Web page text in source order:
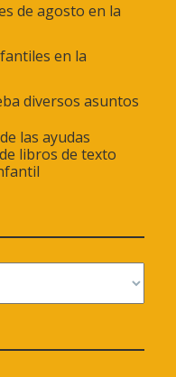
de agosto en la
en la
diversos asuntos
las ayudas
libros de texto